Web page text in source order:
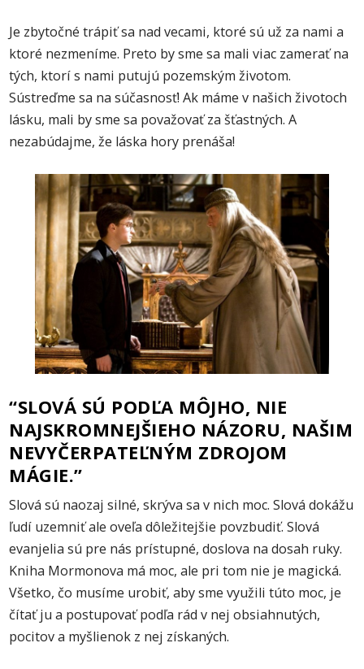
Je zbytočné trápiť sa nad vecami, ktoré sú už za nami a
ktoré nezmeníme. Preto by sme sa mali viac zamerať na
tých, ktorí s nami putujú pozemským životom.
Sústreďme sa na súčasnosť! Ak máme v našich životoch
lásku, mali by sme sa považovať za šťastných. A
nezabúdajme, že láska hory prenáša!
“SLOVÁ SÚ PODĽA MÔJHO, NIE
NAJSKROMNEJŠIEHO NÁZORU, NAŠIM
NEVYČERPATEĽNÝM ZDROJOM
MÁGIE.”
Slová sú naozaj silné, skrýva sa v nich moc. Slová dokážu
ľudí uzemniť ale oveľa dôležitejšie povzbudiť. Slová
evanjelia sú pre nás prístupné, doslova na dosah ruky.
Kniha Mormonova má moc, ale pri tom nie je magická.
Všetko, čo musíme urobiť, aby sme využili túto moc, je
čítať ju a postupovať podľa rád v nej obsiahnutých,
pocitov a myšlienok z nej získaných.